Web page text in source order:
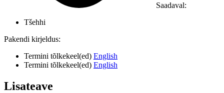
Saadaval:
Tšehhi
Pakendi kirjeldus:
Termini tõlkekeel(ed) English
Termini tõlkekeel(ed) English
Lisateave